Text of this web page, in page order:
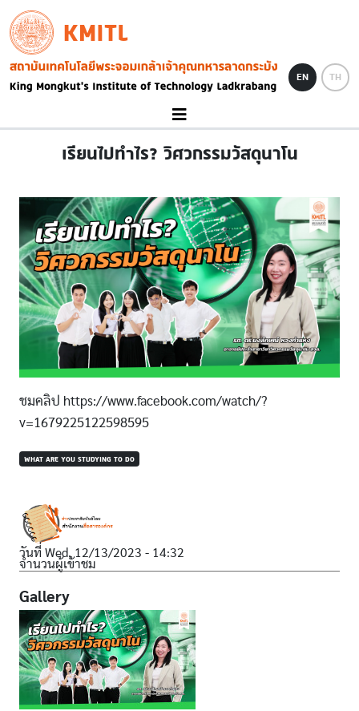
Skip to main content
KMITL
Image
EN TH
เรียนไปทำไร? วิศวกรรมวัสดุนาโน
ชมคลิป https://www.facebook.com/watch/?
v=1679225122598595
WHAT ARE YOU STUDYING TO DO
วันที่ Wed, 12/13/2023 - 14:32
จำนวนผู้เข้าชม
Gallery